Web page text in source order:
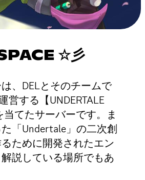
☆彡
、DELとそのチームで
営する【UNDERTALE
当てたサーバーです。ま
「Undertale」の二次創
ために開発されたエン
説している場所でもあ